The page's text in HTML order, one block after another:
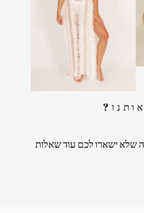
שלא ישארו לכם עוד שאלות